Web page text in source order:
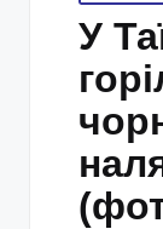
in
У